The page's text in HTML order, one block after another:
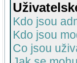
Kdo jsou
Kdo jsou
Co jsou